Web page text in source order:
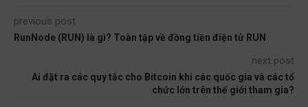
previous post
RunNode (RUN) là gì? Toàn tập về đồng tiền điện tử RUN
next post
Ai đặt ra các quy tắc cho Bitcoin khi các quốc gia và các tổ
chức lớn trên thế giới tham gia?